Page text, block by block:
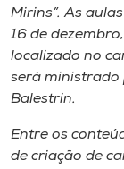
Unoesc
Store
Selecione
o idioma
Mirins”. As
16 de
localizado no
será ministrado
Balestrin.
Entre os
de criação de